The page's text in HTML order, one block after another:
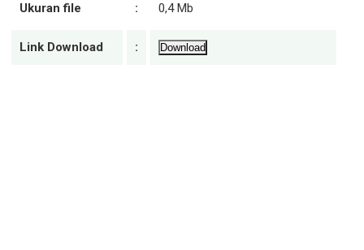
Ukuran file : 0,4 Mb
Link Download : Download